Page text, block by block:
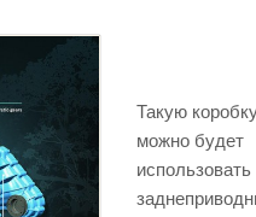
Такую
можно будет
использовать